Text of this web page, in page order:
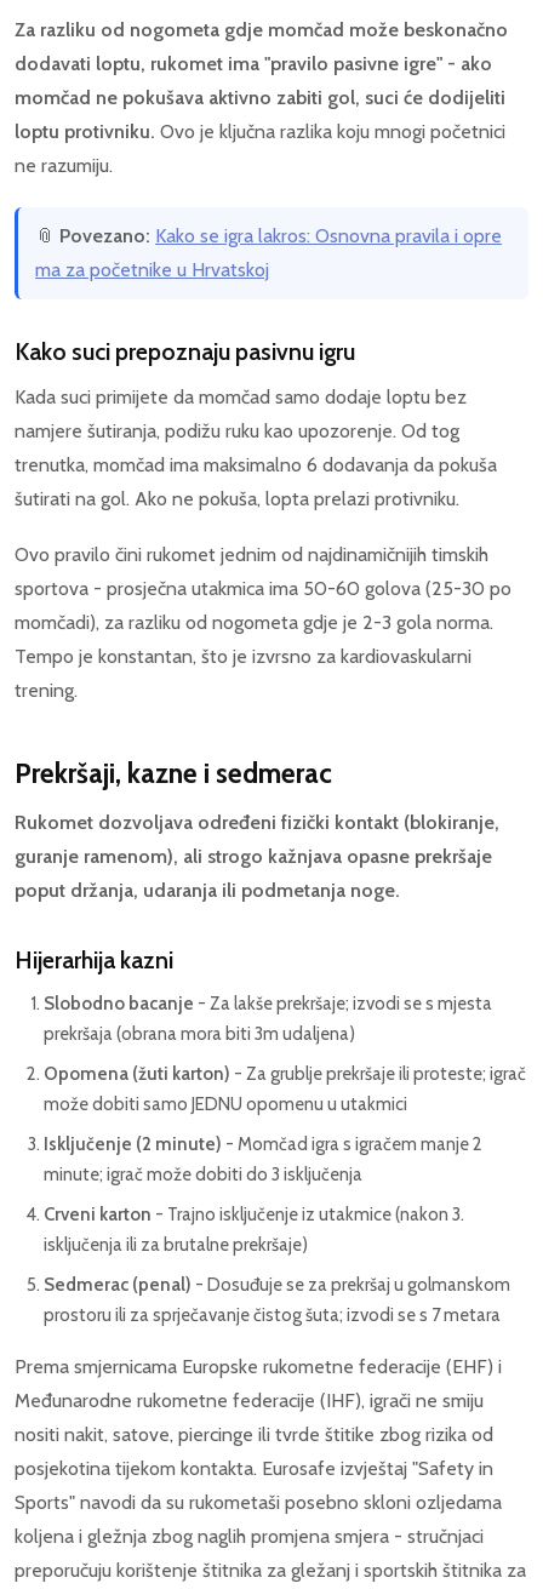
Za razliku od nogometa gdje momčad može beskonačno
dodavati loptu, rukomet ima "pravilo pasivne igre" - ako
momčad ne pokušava aktivno zabiti gol, suci će dodijeliti
loptu protivniku. Ovo je ključna razlika koju mnogi početnici
ne razumiju.
📎 Povezano: Kako se igra lakros: Osnovna pravila i opre
ma za početnike u Hrvatskoj
Kako suci prepoznaju pasivnu igru
Kada suci primijete da momčad samo dodaje loptu bez
namjere šutiranja, podižu ruku kao upozorenje. Od tog
trenutka, momčad ima maksimalno 6 dodavanja da pokuša
šutirati na gol. Ako ne pokuša, lopta prelazi protivniku.
Ovo pravilo čini rukomet jednim od najdinamičnijih timskih
sportova - prosječna utakmica ima 50-60 golova (25-30 po
momčadi), za razliku od nogometa gdje je 2-3 gola norma.
Tempo je konstantan, što je izvrsno za kardiovaskularni
trening.
Prekršaji, kazne i sedmerac
Rukomet dozvoljava određeni fizički kontakt (blokiranje,
guranje ramenom), ali strogo kažnjava opasne prekršaje
poput držanja, udaranja ili podmetanja noge.
Hijerarhija kazni
Slobodno bacanje - Za lakše prekršaje; izvodi se s mjesta
prekršaja (obrana mora biti 3m udaljena)
Opomena (žuti karton) - Za grublje prekršaje ili proteste; igrač
može dobiti samo JEDNU opomenu u utakmici
Isključenje (2 minute) - Momčad igra s igračem manje 2
minute; igrač može dobiti do 3 isključenja
Crveni karton - Trajno isključenje iz utakmice (nakon 3.
isključenja ili za brutalne prekršaje)
Sedmerac (penal) - Dosuđuje se za prekršaj u golmanskom
prostoru ili za sprječavanje čistog šuta; izvodi se s 7 metara
Prema smjernicama Europske rukometne federacije (EHF) i
Međunarodne rukometne federacije (IHF), igrači ne smiju
nositi nakit, satove, piercinge ili tvrde štitike zbog rizika od
posjekotina tijekom kontakta. Eurosafe izvještaj "Safety in
Sports" navodi da su rukometaši posebno skloni ozljedama
koljena i gležnja zbog naglih promjena smjera - stručnjaci
preporučuju korištenje štitnika za gležanj i sportskih štitnika za